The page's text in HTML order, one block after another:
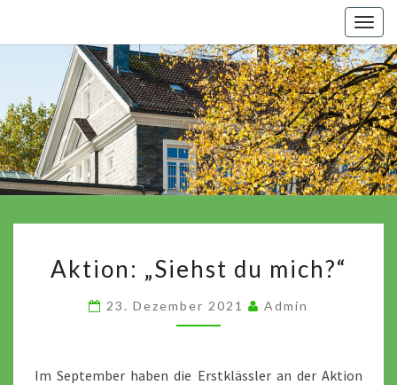
„Siehst
mich?“
Aktion: „Siehst du mich?“
23. Dezember 2021 Admin
Im September haben die Erstklässler an der Aktion